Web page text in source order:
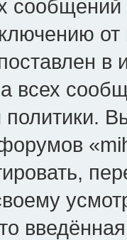
в
всех
политики.